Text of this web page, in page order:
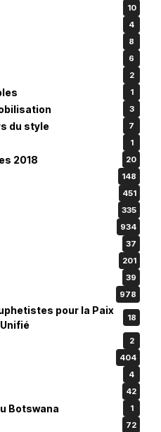
10
4
8
6
2
1
3
du style 7
1
2018 20
148
451
335
934
37
201
39
978
pour la Paix
18
2
404
4
42
Botswana 1
72